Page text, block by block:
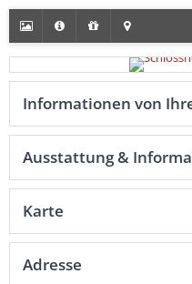
Informationen von
Ausstattung &
Karte
Adresse